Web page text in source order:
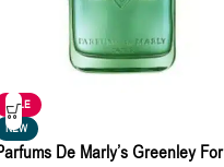
SALE
NEW
De Marly’s Greenley For